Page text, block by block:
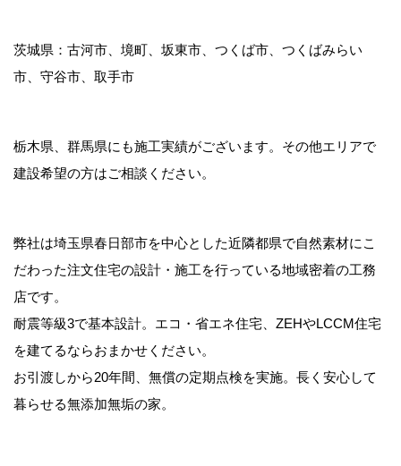
茨城県：古河市、境町、坂東市、つくば市、つくばみらい
市、守谷市、取手市
栃木県、群馬県にも施工実績がございます。その他エリアで
建設希望の方はご相談ください。
弊社は埼玉県春日部市を中心とした近隣都県で自然素材にこ
だわった注文住宅の設計・施工を行っている地域密着の工務
店です。
耐震等級3で基本設計。エコ・省エネ住宅、ZEHやLCCM住宅
を建てるならおまかせください。
お引渡しから20年間、無償の定期点検を実施。長く安心して
暮らせる無添加無垢の家。